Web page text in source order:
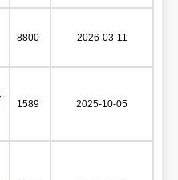
8800 2026-03-11
1589 2025-10-05